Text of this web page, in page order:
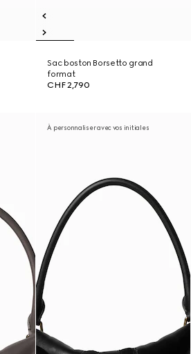
Sac boston Borsetto grand
format
CHF 2,790
À personnaliser avec vos initiales